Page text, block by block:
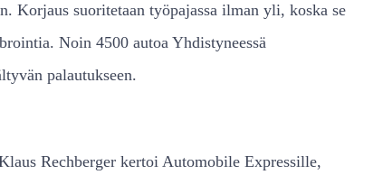
Korjaus suoritetaan työpajassa ilman yli, koska se
Noin 4500 autoa Yhdistyneessä
palautukseen.
Rechberger kertoi Automobile Expressille,